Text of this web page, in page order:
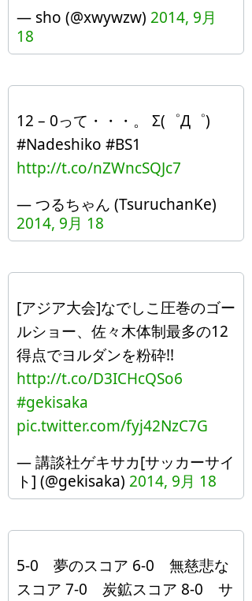
— sho (@xwywzw) 2014, 9月
18
12 – 0って・・・。 Σ(゜Д゜)
#Nadeshiko #BS1
http://t.co/nZWncSQJc7
— つるちゃん (TsuruchanKe)
2014, 9月 18
[アジア大会]なでしこ圧巻のゴー
ルショー、佐々木体制最多の12
得点でヨルダンを粉砕!!
http://t.co/D3ICHcQSo6
#gekisaka
pic.twitter.com/fyj42NzC7G
— 講談社ゲキサカ[サッカーサイ
ト] (@gekisaka) 2014, 9月 18
5-0 夢のスコア 6-0 無慈悲な
スコア 7-0 炭鉱スコア 8-0 サ